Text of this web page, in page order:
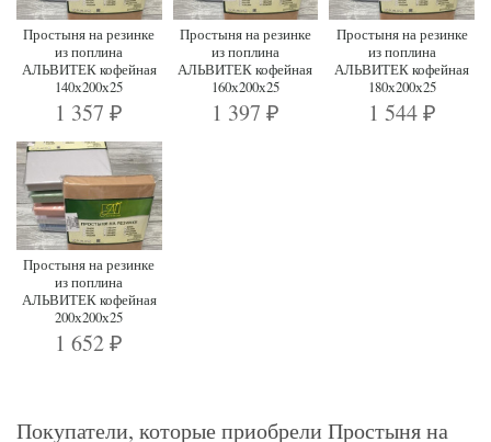
Простыня на резинке
из поплина
АЛЬВИТЕК кофейная
140х200х25
1 357₽
Простыня на резинке
из поплина
АЛЬВИТЕК кофейная
160х200х25
1 397 ₽
Простыня на резинке
из поплина
АЛЬВИТЕК кофейная
180х200х25
1 544 ₽
Простыня на резинке
из поплина
АЛЬВИТЕК кофейная
200х200х25
1 652₽
Покупатели, которые приобрели Простыня на